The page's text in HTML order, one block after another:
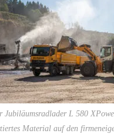
Jubiläumsradlader L 580
Material auf den